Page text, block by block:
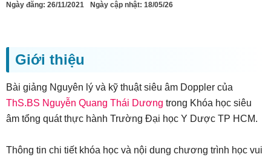
Ngày đăng: 26/11/2021 Ngày cập nhật: 18/05/26
Giới thiệu
Bài giảng Nguyên lý và kỹ thuật siêu âm Doppler của
ThS.BS Nguyễn Quang Thái Dương trong Khóa học siêu
âm tổng quát thực hành Trường Đại học Y Dược TP HCM.
Thông tin chi tiết khóa học và nội dung chương trình học vui